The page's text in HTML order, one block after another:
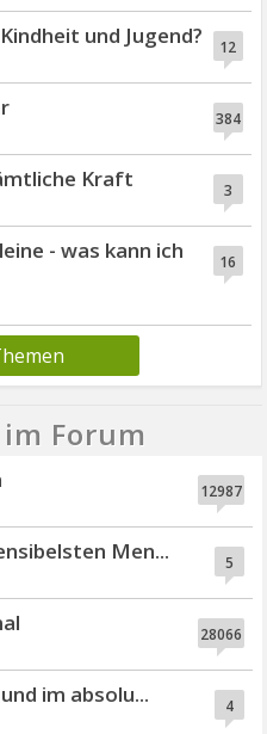
12
und Jugend?
384
3
Kraft
16
- was kann ich
Forum
12987
5
Men...
28066
4
im absolu...